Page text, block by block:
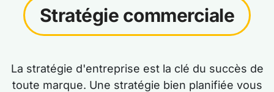
Stratégie commerciale
La stratégie d'entreprise est la clé du succès de
toute marque. Une stratégie bien planifiée vous